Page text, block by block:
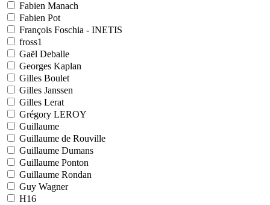
Fabien Manach
Fabien Pot
François Foschia - INETIS
fross1
Gaël Deballe
Georges Kaplan
Gilles Boulet
Gilles Janssen
Gilles Lerat
Grégory LEROY
Guillaume
Guillaume de Rouville
Guillaume Dumans
Guillaume Ponton
Guillaume Rondan
Guy Wagner
H16